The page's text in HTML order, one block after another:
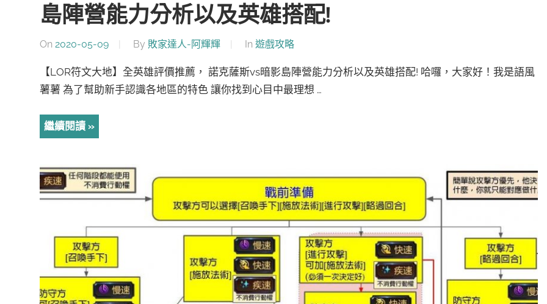
島陣營能力分析以及英雄搭配!
On 2020-05-09 By 敗家達人-阿輝輝 In 遊戲攻略
【LOR符文大地】全英雄評價推薦， 諾克薩斯vs暗影島陣營能力分析以及英雄搭配! 哈囉，大家好！我是語風
薯薯 為了幫助新手認識各地區的特色 讓你找到心目中最理想 …
繼續閱讀